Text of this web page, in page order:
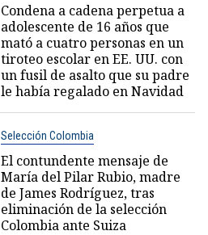
Condena a cadena perpetua a
adolescente de 16 años que
mató a cuatro personas en un
tiroteo escolar en EE. UU. con
un fusil de asalto que su padre
le había regalado en Navidad
Selección Colombia
El contundente mensaje de
María del Pilar Rubio, madre
de James Rodríguez, tras
eliminación de la selección
Colombia ante Suiza